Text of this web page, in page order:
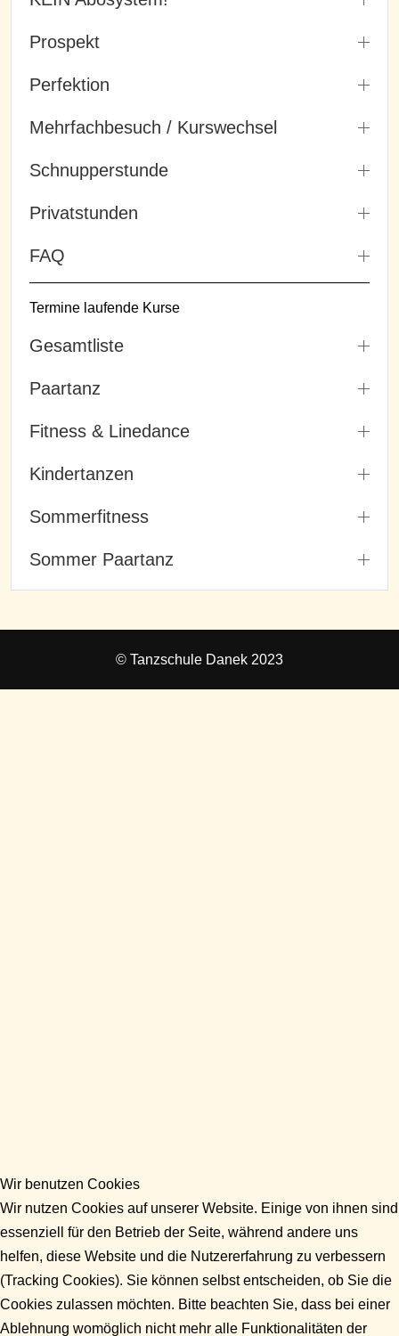
Prospekt
Perfektion
Mehrfachbesuch / Kurswechsel
Schnupperstunde
Privatstunden
FAQ
Termine laufende Kurse
Gesamtliste
Paartanz
Fitness & Linedance
Kindertanzen
Sommerfitness
Sommer Paartanz
© Tanzschule Danek 2023
Wir benutzen Cookies
Wir nutzen Cookies auf unserer Website. Einige von ihnen sind
essenziell für den Betrieb der Seite, während andere uns
helfen, diese Website und die Nutzererfahrung zu verbessern
(Tracking Cookies). Sie können selbst entscheiden, ob Sie die
Cookies zulassen möchten. Bitte beachten Sie, dass bei einer
Ablehnung womöglich nicht mehr alle Funktionalitäten der